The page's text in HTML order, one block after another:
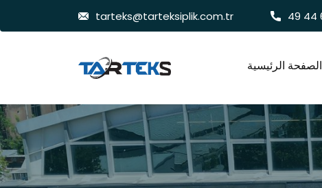
tarteks@tarteksiplik.com.tr
الصفحة الرئيسية